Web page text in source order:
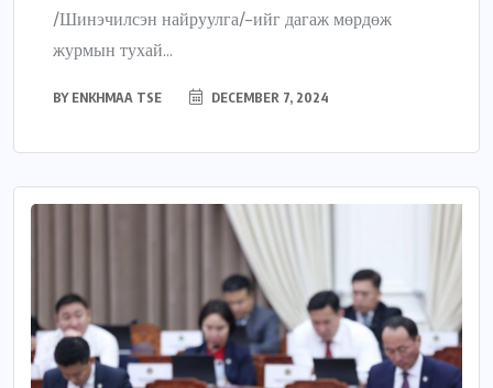
/Шинэчилсэн найруулга/-ийг дагаж мөрдөж
журмын тухай...
BY ENKHMAA TSE DECEMBER 7, 2024